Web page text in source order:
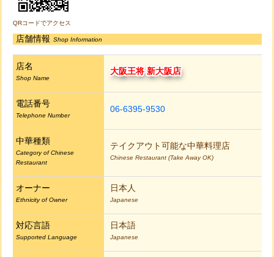
QRコードでアクセス
店舗情報 Shop Information
店名
Shop Name
大阪王将 新大阪店
電話番号
Telephone Number
06-6395-9530
中華種類
Category of Chinese
Restaurant
テイクアウト可能な中華料理店
Chinese Restaurant (Take Away OK)
オーナー
Ethnicity of Owner
日本人
Japanese
対応言語
Supported Language
日本語
Japanese